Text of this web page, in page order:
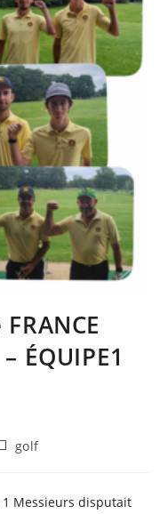
ÉQUIPE1
golf
Messieurs disputait